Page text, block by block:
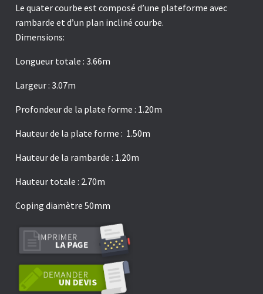
Le quater courbe est composé d’une plateforme avec
rambarde et d’un plan incliné courbe.
Dimensions:
Longueur totale : 3.66m
Largeur : 3.07m
Profondeur de la plate forme : 1.20m
Hauteur de la plate forme : 1.50m
Hauteur de la rambarde : 1.20m
Hauteur totale : 2.70m
Coping diamètre 50mm